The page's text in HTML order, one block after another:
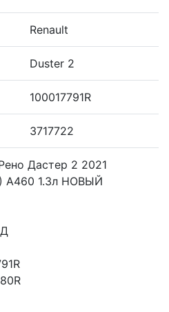
Renault
Duster 2
100017791R
3717722
Дастер 2 2021
A460 1.3л НОВЫЙ